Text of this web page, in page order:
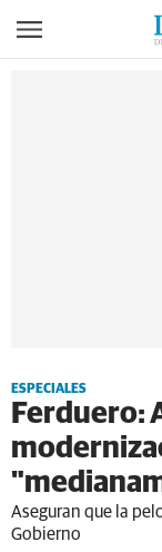
ESPECIALES
Ferduero:
Aseguran que la
Gobierno